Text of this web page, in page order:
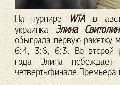
На турниреWTA
в
украинка Элина
обыграла первую ракетку
6:4, 3:6, 6:3. Во второй
года Элина
четвертьфинале Премьера